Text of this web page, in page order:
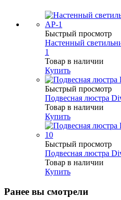
Быстрый просмотр
Настенный
1
Товар в наличии
Купить
Быстрый просмотр
Подвесная люстра
Товар в наличии
Купить
Быстрый просмотр
Подвесная люстра
Товар в наличии
Купить
Ранее вы смотрели